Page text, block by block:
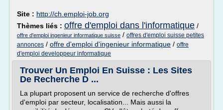
Site : http://ch.emploi-job.org
Thèmes liés : offre d'emploi dans l'informatique /
offre d'emploi ingenieur informatique suisse / offres d'emploi suisse petites
annonces / offre d'emploi d'ingenieur informatique / offre
d'emploi developpeur informatique
Trouver Un Emploi En Suisse : Les Sites
De Recherche D ...
La plupart proposent un service de recherche d'offres
d'emploi par secteur, localisation... Mais aussi la